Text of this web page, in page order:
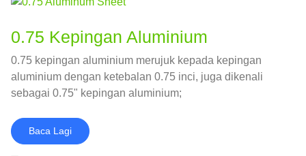
0.75 Kepingan Aluminium
0.75 kepingan aluminium merujuk kepada kepingan
aluminium dengan ketebalan 0.75 inci, juga dikenali
sebagai 0.75" kepingan aluminium;
Baca Lagi